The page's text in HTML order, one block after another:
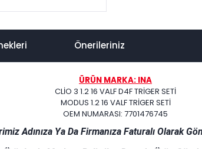
Önerileriniz
ÜRÜN MARKA: INA
CLİO 3 1.2 16 VALF D4F TRİGER SETİ
MODUS 1.2 16 VALF TRİGER SETİ
OEM NUMARASI: 7701476745
Adınıza Ya Da Firmanıza Faturalı Olarak